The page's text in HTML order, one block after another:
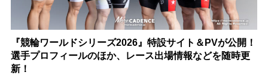
『競輪ワールドシリーズ2026』特設サイト＆PVが公開！
選手プロフィールのほか、レース出場情報などを随時更
新！